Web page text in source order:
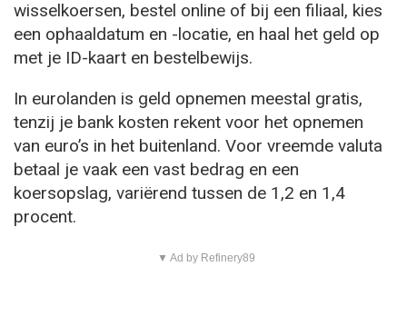
wisselkoersen, bestel online of bij een filiaal, kies
een ophaaldatum en -locatie, en haal het geld op
met je ID-kaart en bestelbewijs.
In eurolanden is geld opnemen meestal gratis,
tenzij je bank kosten rekent voor het opnemen
van euro’s in het buitenland. Voor vreemde valuta
betaal je vaak een vast bedrag en een
koersopslag, variërend tussen de 1,2 en 1,4
procent.
▼ Ad by Refinery89